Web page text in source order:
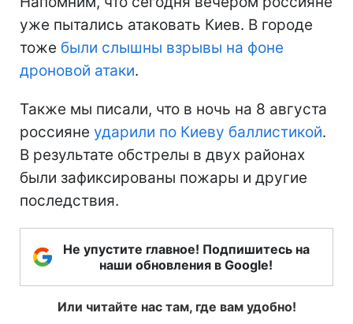
уже пытались атаковать Киев. В городе
тоже были слышны взрывы на фоне
дроновой атаки.
Также мы писали, что в ночь на 8 августа
россияне ударили по Киеву баллистикой.
В результате обстрелы в двух районах
были зафиксированы пожары и другие
последствия.
Не упустите главное! Подпишитесь на
наши обновления в Google!
Или читайте нас там, где вам удобно!